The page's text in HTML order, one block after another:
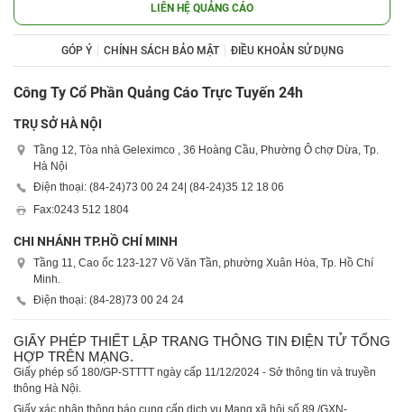
LIÊN HỆ QUẢNG CÁO
GÓP Ý CHÍNH SÁCH BẢO MẬT ĐIỀU KHOẢN SỬ DỤNG
Công Ty Cổ Phần Quảng Cáo Trực Tuyến 24h
TRỤ SỞ HÀ NỘI
Tầng 12, Tòa nhà Geleximco , 36 Hoàng Cầu, Phường Ô chợ Dừa, Tp.
Hà Nội
Điện thoại: (84-24)73 00 24 24 | (84-24)35 12 18 06
Fax:0243 512 1804
CHI NHÁNH TP.HỒ CHÍ MINH
Tầng 11, Cao ốc 123-127 Võ Văn Tần, phường Xuân Hòa, Tp. Hồ Chí
Minh.
Điện thoại: (84-28)73 00 24 24
GIẤY PHÉP THIẾT LẬP TRANG THÔNG TIN ĐIỆN TỬ TỔNG
HỢP TRÊN MẠNG.
Giấy phép số 180/GP-STTTT ngày cấp 11/12/2024 - Sở thông tin và truyền
thông Hà Nội.
Giấy xác nhận thông báo cung cấp dịch vụ Mạng xã hội số 89 /GXN-